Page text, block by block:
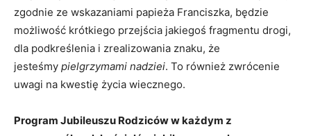
zgodnie ze wskazaniami papieża Franciszka, będzie
możliwość krótkiego przejścia jakiegoś fragmentu drogi,
dla podkreślenia i zrealizowania znaku, że
jesteśmy pielgrzymami nadziei. To również zwrócenie
uwagi na kwestię życia wiecznego.
Program Jubileuszu Rodziców w każdym z